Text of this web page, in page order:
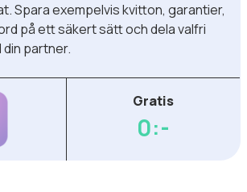
Spara exempelvis kvitton, garantier,
på ett säkert sätt och dela valfri
partner.
Gratis
0:-